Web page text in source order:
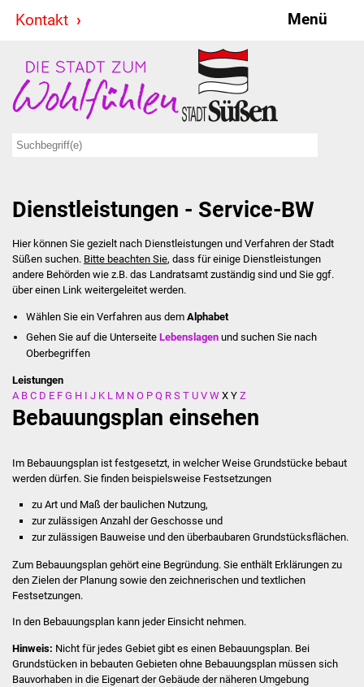
Kontakt Menü
Stadt & Politik
Bürgermeister
Ausschüsse
Ratsinformationssystem
Jugendbeirat
Summerrockfestival
Stadtverwaltung
Behördenwegweiser
Stellenangebote
Ortsrecht
FNP / Bebauungspläne
Dienstleistungen - Service-BW
Hier können Sie gezielt nach Dienstleistungen und Verfahren der Stadt
Süßen suchen. Bitte beachten Sie, dass für einige Dienstleistungen
andere Behörden wie z.B. das Landratsamt zuständig sind und Sie ggf.
über einen Link weitergeleitet werden.
Wählen Sie ein Verfahren aus dem Alphabet
Gehen Sie auf die UnterseiteLebenslagen und suchen Sie nach
Oberbegriffen
Leistungen
A B C D E F G H I J K L M N O P Q R S T U V W X Y Z
Bebauungsplan einsehen
Im Bebauungsplan ist festgesetzt, in welcher Weise Grundstücke bebaut
werden dürfen. Sie finden beispielsweise Festsetzungen
zu Art und Maß der baulichen Nutzung,
zur zulässigen Anzahl der Geschosse und
zur zulässigen Bauweise und den überbaubaren Grundstücksflächen.
Zum Bebauungsplan gehört eine Begründung. Sie enthält Erklärungen zu
den Zielen der Planung sowie den zeichnerischen und textlichen
Festsetzungen.
In den Bebauungsplan kann jeder Einsicht nehmen.
Hinweis: Nicht für jedes Gebiet gibt es einen Bebauungsplan. Bei
Grundstücken in bebauten Gebieten ohne Bebauungsplan müssen sich
Bauvorhaben in die Eigenart der Gebäude der näheren Umgebung